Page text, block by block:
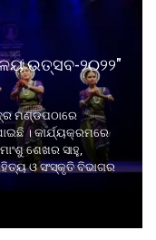
ଉତ୍ସବ-୨୦୨୨"
ମଣ୍ଡପଠାରେ
। କାର୍ଯ୍ୟକ୍ରମରେ
ଶେଖର ସାହୁ,
ଓ ସଂସ୍କୃତି ବିଭାଗର